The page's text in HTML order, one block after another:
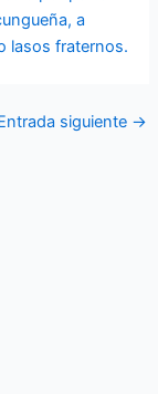
a
lasos fraternos.
siguiente →